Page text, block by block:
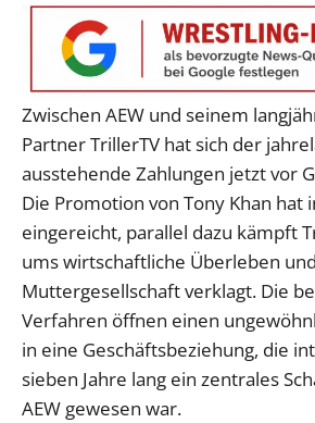
Zwischen AEW und seinem
Partner TrillerTV hat sich der
ausstehende Zahlungen jetzt vor
Die Promotion von Tony Khan hat
eingereicht, parallel dazu kämpft
ums wirtschaftliche Überleben
Muttergesellschaft verklagt. Die
Verfahren öffnen einen
in eine Geschäftsbeziehung, die
sieben Jahre lang ein zentrales
AEW gewesen war.